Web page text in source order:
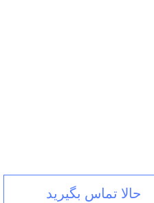
حالا تماس بگیرید